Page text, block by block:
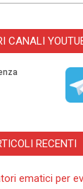
CANALI
RECENTI
ematici per